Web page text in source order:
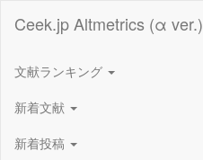
Ceek.jp Altmetrics (α ver.)
文献ランキング
新着文献
新着投稿